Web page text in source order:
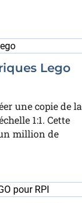
Lego
une copie de la
1:1. Cette
million de